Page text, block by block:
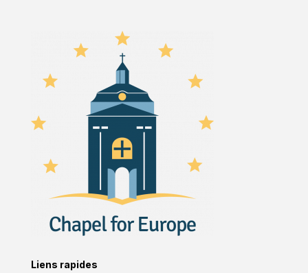
Liens rapides